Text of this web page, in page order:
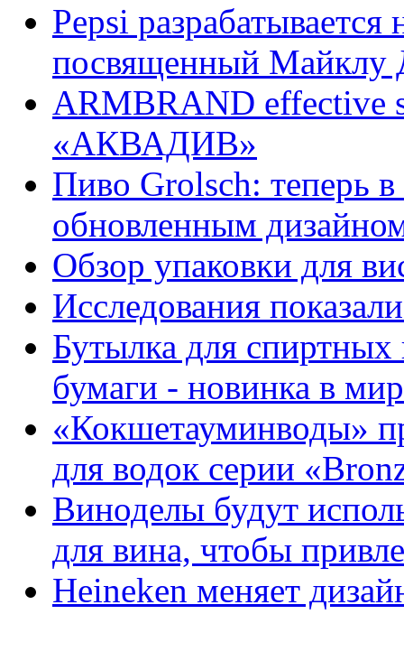
Pepsi
посвященный Майклу
ARMBRAND effective
«АКВАДИВ»
Пиво Grolsch: теперь
обновленным
Обзор упаковки для
Исследования
Бутылка для спиртных
бумаги - новинка в
«Кокшетауминводы»
для водок серии
Виноделы будут
для вина, чтобы
Heineken меняет